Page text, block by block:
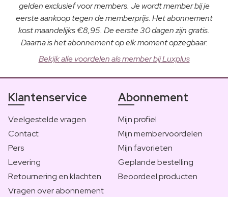
gelden exclusief voor members. Je wordt member bij je
eerste aankoop tegen de memberprijs. Het abonnement
kost maandelijks €8,95. De eerste 30 dagen zijn gratis.
Daarna is het abonnement op elk moment opzegbaar.
Bekijk alle voordelen als member bij Luxplus
Klantenservice
Veelgestelde vragen
Contact
Pers
Levering
Retournering en klachten
Vragen over abonnement
Abonnement
Mijn profiel
Mijn membervoordelen
Mijn favorieten
Geplande bestelling
Beoordeel producten